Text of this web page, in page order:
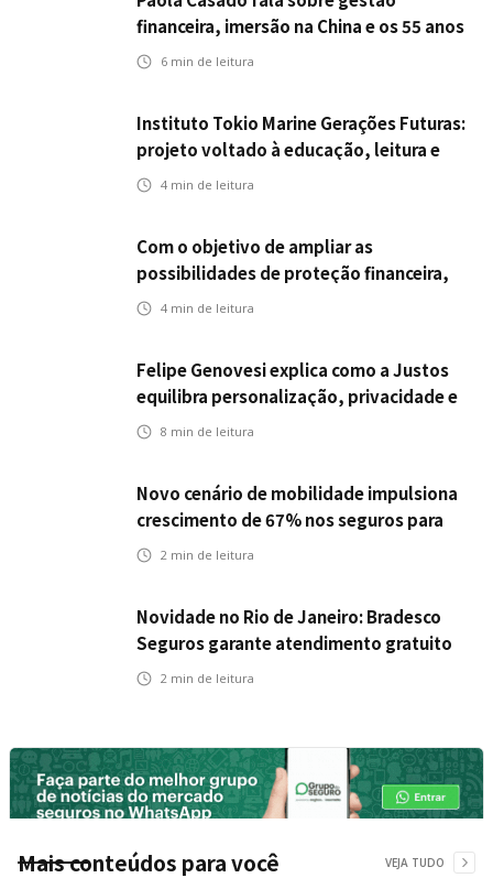
financeira, imersão na China e os 55 anos
da ENS
6 min de leitura
Instituto Tokio Marine Gerações Futuras:
projeto voltado à educação, leitura e
empregabilidade
4 min de leitura
Com o objetivo de ampliar as
possibilidades de proteção financeira,
Icatu Seguros eleva capital segurado
4 min de leitura
Felipe Genovesi explica como a Justos
equilibra personalização, privacidade e
tecnologia
8 min de leitura
Novo cenário de mobilidade impulsiona
crescimento de 67% nos seguros para
veículos elétricos da Bradesco Seguros
2 min de leitura
Novidade no Rio de Janeiro: Bradesco
Seguros garante atendimento gratuito
na Ponte Rio-Niterói
2 min de leitura
Mais conteúdos para você VEJA TUDO